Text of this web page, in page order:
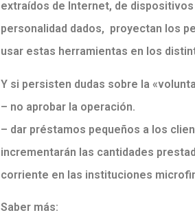
extraídos de Internet, de
personalidad dados, proyectan los
usar estas herramientas en los
Y si persisten dudas sobre la
– no aprobar la operación.
– dar préstamos pequeños a los
incrementarán las cantidades
corriente en las instituciones
Saber más: